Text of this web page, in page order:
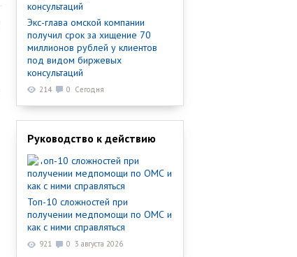
Экс-глава омской компании
получил срок за хищение 70
миллионов рублей у клиентов
под видом биржевых
консультаций
214 0 Сегодня
Руководство к действию
Топ-10 сложностей при
получении медпомощи по ОМС и
как с ними справляться
921 0 3 августа 2026